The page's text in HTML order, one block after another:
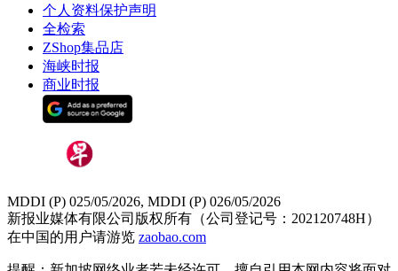
个人资料保护声明
全检索
ZShop集品店
海峡时报
商业时报
MDDI (P) 025/05/2026, MDDI (P) 026/05/2026
新报业媒体有限公司版权所有（公司登记号：202120748H）
在中国的用户请游览 zaobao.com